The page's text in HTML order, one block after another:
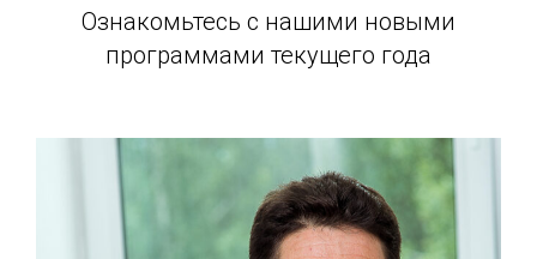
Ознакомьтесь с нашими новыми
программами текущего года